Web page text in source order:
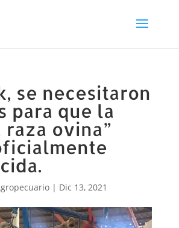
se necesitaron
para que la
raza ovina”
| Dic 13, 2021